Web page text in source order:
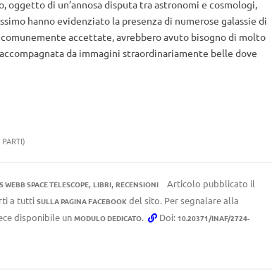
oggetto di un’annosa disputa tra astronomi e cosmologi,
hanno evidenziato la presenza di numerose galassie di
accettate, avrebbero avuto bisogno di molto
da immagini straordinariamente belle dove
WEBB SPACE TELESCOPE, LIBRI, RECENSIONI
Articolo pubblicato il
a tutti SULLA PAGINA FACEBOOKdel sito. Per segnalare alla
disponibile un MODULO DEDICATO. Doi: 10.20371/INAF/2724-